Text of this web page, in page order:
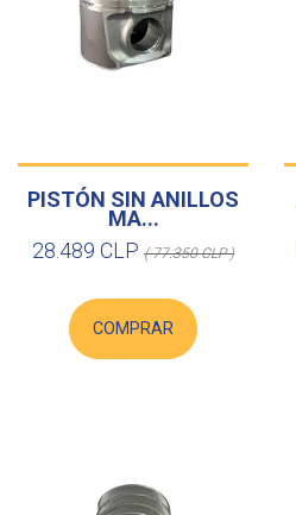
PISTÓN SIN ANILLOS
MA...
28.489 CLP ( 77.350 CLP )
COMPRAR